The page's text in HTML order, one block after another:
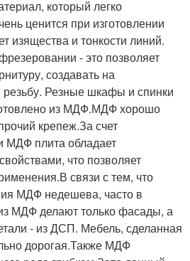
который легко
ценится при изготовлении
изящества и тонкости линий.
- это позволяет
создавать на
резьбу. Резные шкафы и спинки
из МДФ.МДФ хорошо
крепеж.За счет
МДФ плита обладает
что позволяет
связи с тем, что
МДФ недешева, часто в
МДФ делают только фасады, а
- из ДСП. Мебель, сделанная
дорогая.Также МДФ